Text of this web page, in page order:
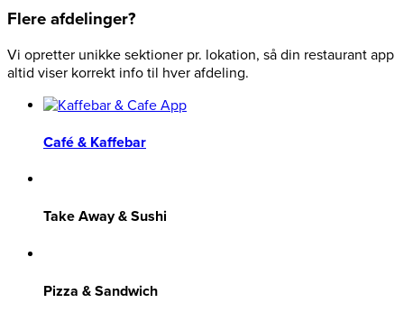
Flere afdelinger?
Vi opretter unikke sektioner pr. lokation, så din restaurant app
altid viser korrekt info til hver afdeling.
Café & Kaffebar
Take Away & Sushi
Pizza & Sandwich